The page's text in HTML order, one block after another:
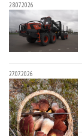
28.07.2026
27.07.2026